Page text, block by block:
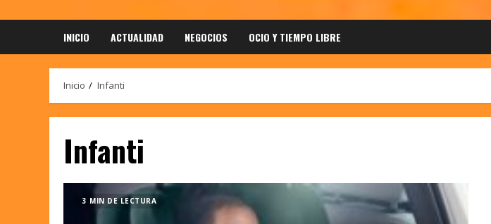
INICIO ACTUALIDAD NEGOCIOS OCIO Y TIEMPO LIBRE
Inicio Infanti
Infanti
3 MIN DE LECTURA